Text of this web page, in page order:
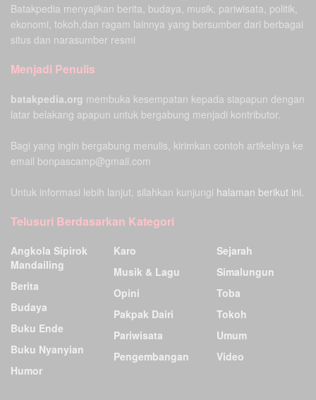
Batakpedia menyajikan berita, budaya, musik, pariwisata, politik,
ekonomi, tokoh,dan ragam lainnya yang bersumber dari berbagai
situs dan narasumber resmi
Menjadi Penulis
batakpedia.org membuka kesempatan kepada siapapun dengan
latar belakang apapun untuk bergabung menjadi kontributor.
Bagi yang ingin bergabung menulis, kirimkan contoh artikelnya ke
email bonpascamp@gmail.com
Untuk informasi lebih lanjut, silahkan kunjungi halaman berikut ini.
Telusuri Berdasarkan Kategori
Angkola Sipirok
Mandailing
Berita
Budaya
Buku Ende
Buku Nyanyian
Humor
Karo
Musik & Lagu
Opini
Pakpak Dairi
Pariwisata
Pengembangan
Sejarah
Simalungun
Toba
Tokoh
Umum
Video